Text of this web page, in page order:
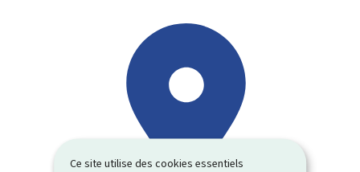
Ce site utilise des cookies essentiels